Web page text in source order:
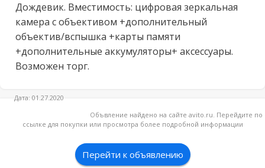
Дождевик. Вместимость: цифровая зеркальная
камера с объективом +дополнительный
объектив/вспышка +карты памяти
+дополнительные аккумуляторы+ аксессуары.
Возможен торг.
Дата: 01.27.2020
Объвление найдено на сайте avito.ru. Перейдите по
ссылке для покупки или просмотра более подробной информации
Перейти к объявлению